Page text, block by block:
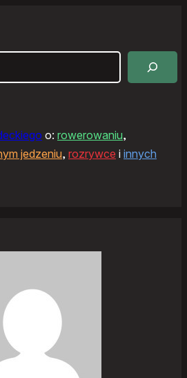
o: rowerowaniu,
jedzeniu, rozrywce i innych